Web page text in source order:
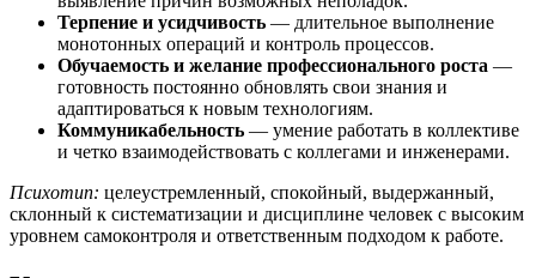
Терпение и усидчивость — длительное выполнение
монотонных операций и контроль процессов.
Обучаемость и желание профессионального роста —
готовность постоянно обновлять свои знания и
адаптироваться к новым технологиям.
Коммуникабельность — умение работать в коллективе
и четко взаимодействовать с коллегами и инженерами.
Психотип: целеустремленный, спокойный, выдержанный,
склонный к систематизации и дисциплине человек с высоким
уровнем самоконтроля и ответственным подходом к работе.